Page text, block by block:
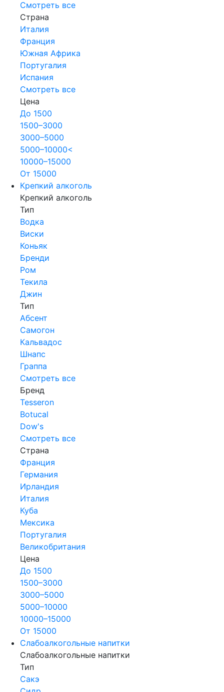
Смотреть все
Страна
Италия
Франция
Южная Африка
Португалия
Испания
Смотреть все
Цена
До 1500
1500–3000
3000–5000
5000–10000<
10000–15000
От 15000
Крепкий алкоголь
Крепкий алкоголь
Тип
Водка
Виски
Коньяк
Бренди
Ром
Текила
Джин
Тип
Абсент
Самогон
Кальвадос
Шнапс
Граппа
Смотреть все
Бренд
Tesseron
Botucal
Dow's
Смотреть все
Страна
Франция
Германия
Ирландия
Италия
Куба
Мексика
Португалия
Великобритания
Цена
До 1500
1500–3000
3000–5000
5000–10000
10000–15000
От 15000
Слабоалкогольные напитки
Слабоалкогольные напитки
Тип
Сакэ